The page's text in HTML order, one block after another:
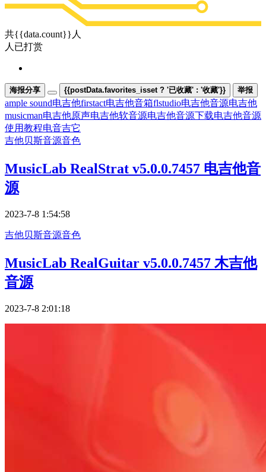
共{{data.count}}人
人已打赏
海报分享 {{postData.favorites_isset ? '已收藏' : '收藏'}} 举报
ample sound电吉他firstact电吉他音箱flstudio电吉他音源电吉他
musicman电吉他原声电吉他软音源电吉他音源下载电吉他音源
使用教程电音吉它
吉他贝斯音源音色
MusicLab RealStrat v5.0.0.7457 电吉他音
源
2023-7-8 1:54:58
吉他贝斯音源音色
MusicLab RealGuitar v5.0.0.7457 木吉他
音源
2023-7-8 2:01:18